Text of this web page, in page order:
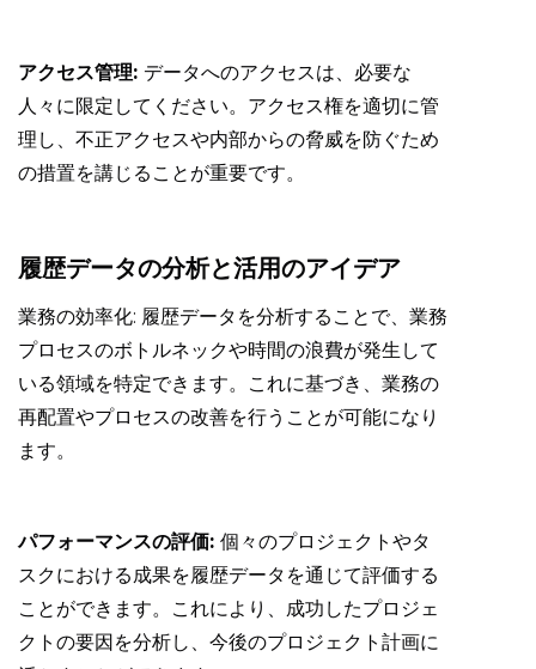
アクセス管理: データへのアクセスは、必要な
人々に限定してください。アクセス権を適切に管
理し、不正アクセスや内部からの脅威を防ぐため
の措置を講じることが重要です。
履歴データの分析と活用のアイデア
業務の効率化: 履歴データを分析することで、業務
プロセスのボトルネックや時間の浪費が発生して
いる領域を特定できます。これに基づき、業務の
再配置やプロセスの改善を行うことが可能になり
ます。
パフォーマンスの評価: 個々のプロジェクトやタ
スクにおける成果を履歴データを通じて評価する
ことができます。これにより、成功したプロジェ
クトの要因を分析し、今後のプロジェクト計画に